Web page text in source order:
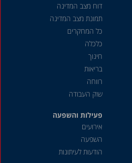
דוח מצב המדינה
תמונת מצב המדינה
כל המחקרים
כלכלה
חינוך
בריאות
רווחה
שוק העבודה
פעילות והשפעה
אירועים
השפעה
הודעות לעיתונות